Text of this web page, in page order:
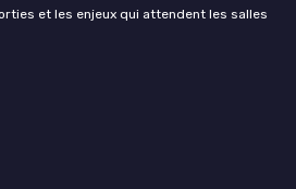
et les enjeux qui attendent les salles